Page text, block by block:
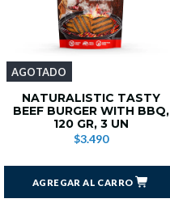
AGOTADO
NATURALISTIC TASTY
BEEF BURGER WITH BBQ,
120 GR, 3 UN
$3.490
AGREGAR AL CARRO